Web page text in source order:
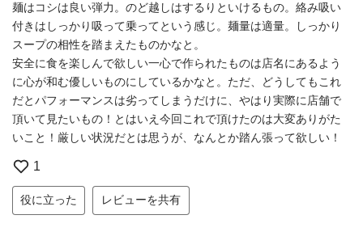
麺はコシは良い弾力。のど越しはするりといけるもの。絡み吸い
付きはしっかり吸って乗ってという感じ。麺量は適量。しっかり
スープの相性を踏まえたものかなと。
安全に食を楽しんで欲しい一心で作られたものは店名にあるよう
に心が和む優しいものにしているかなと。ただ、どうしてもこれ
だとパフォーマンスは劣ってしまうだけに、やはり実際に店舗で
頂いて見たいもの！とはいえ今回これで頂けたのは大変ありがた
いこと！厳しい状況だとは思うが、なんとか踏ん張って欲しい！
1
役に立った レビューを共有